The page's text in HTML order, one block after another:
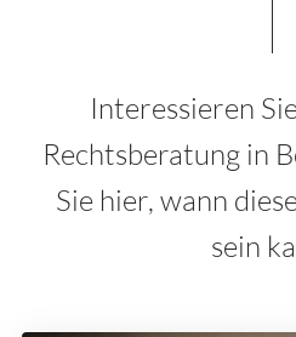
Interessieren
Rechtsberatung in
Sie hier, wann
sein